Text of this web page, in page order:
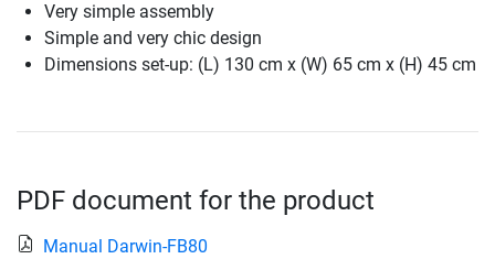
Very simple assembly
Simple and very chic design
Dimensions set-up: (L) 130 cm x (W) 65 cm x (H) 45 cm
PDF document for the product
Manual Darwin-FB80